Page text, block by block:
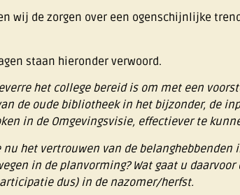
wij de zorgen over een ogenschijnlijke
staan hieronder verwoord.
het college bereid is om met een
de oude bibliotheek in het bijzonder, de
in de Omgevingsvisie, effectiever te
nu het vertrouwen van de
in de planvorming? Wat gaat u
dus) in de nazomer/herfst.